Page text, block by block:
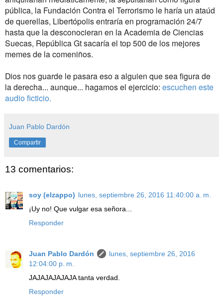
pública, la Fundación Contra el Terrorismo le haría un ataúd
de querellas, Libertópolis entraría en programación 24/7
hasta que la desconocieran en la Academia de Ciencias
Suecas, República Gt sacaría el top 500 de los mejores
memes de la comeniños.
Dios nos guarde le pasara eso a alguien que sea figura de
la derecha... aunque... hagamos el ejercicio: escuchen este
audio ficticio.
Juan Pablo Dardón
Compartir
13 comentarios:
soy (elzappo) lunes, septiembre 26, 2016 11:40:00 a. m.
¡Uy no! Que vulgar esa señora...
Responder
Juan Pablo Dardón
lunes, septiembre 26, 2016
12:04:00 p. m.
JAJAJAJAJAJA tanta verdad.
Responder